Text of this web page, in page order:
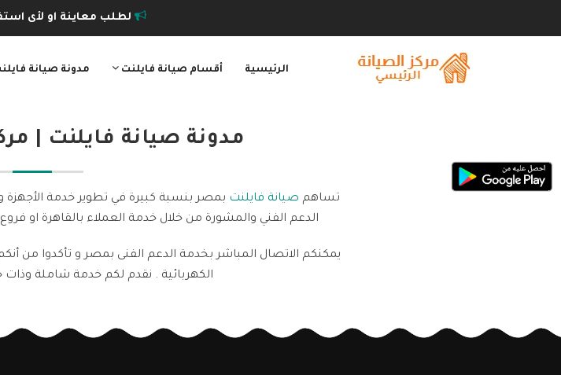
لطلب معاينة او لأى
الرئيسية أقسام صيانة فايلنت مدونة صيانة
مدونة صيانة فايلنت |
تساهم صيانة فايلنت بمصر بنسبة كبيرة في تطوير خدمة
الدعم الفني والمشورة من خلال خدمة العملاء بالقاهرة او
يمكنكم الاتصال المباشر بخدمة الدعم الفنى بمصر و تأكدوا
الكهربائية . نقدم لكم خدمة شاملة وذات